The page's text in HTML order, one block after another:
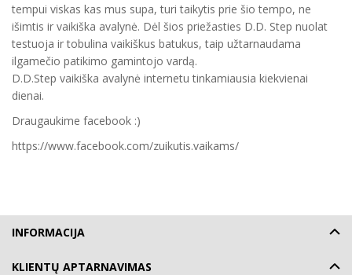
tempui viskas kas mus supa, turi taikytis prie šio tempo, ne
išimtis ir vaikiška avalynė. Dėl šios priežasties D.D. Step nuolat
testuoja ir tobulina vaikiškus batukus, taip užtarnaudama
ilgamečio patikimo gamintojo vardą.
D.D.Step vaikiška avalynė internetu tinkamiausia kiekvienai
dienai.
Draugaukime facebook :)
https://www.facebook.com/zuikutis.vaikams/
INFORMACIJA
KLIENTŲ APTARNAVIMAS